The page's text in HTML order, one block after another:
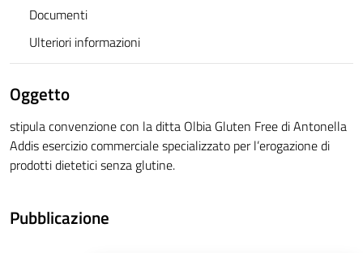
Documenti
Ulteriori informazioni
Oggetto
stipula convenzione con la ditta Olbia Gluten Free di Antonella
Addis esercizio commerciale specializzato per l’erogazione di
prodotti dietetici senza glutine.
Pubblicazione